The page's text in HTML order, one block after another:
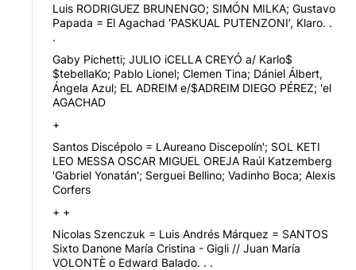
Luis RODRIGUEZ BRUNENGO; SIMÓN MILKA; Gustavo
Papada = El Agachad ‘PASKUAL PUTENZONI’, Klaro. .
.
Gaby Pichetti; JULIO iCELLA CREYÓ a/ Karlo$
$tebellaKo; Pablo Lionel; Clemen Tina; Dániel Álbert,
Ángela Azul; EL ADREIM e/$ADREIM DIEGO PÉREZ; 'el
AGACHAD
+
Santos Discépolo = LAureano Discepolín'; SOL KETI
LEO MESSA OSCAR MIGUEL OREJA Raúl Katzemberg
'Gabriel Yonatán'; Serguei Bellino; Vadinho Boca; Alexis
Corfers
+ +
Nicolas Szenczuk = Luis Andrés Márquez = SANTOS
Sixto Danone María Cristina - Gigli // Juan María
VOLONTÈ o Edward Balado. . .